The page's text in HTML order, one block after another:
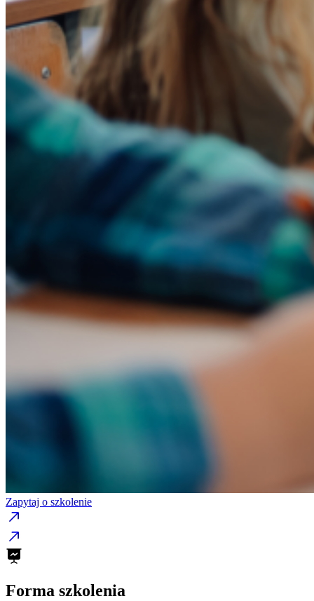
Zapytaj o szkolenie
Forma szkolenia